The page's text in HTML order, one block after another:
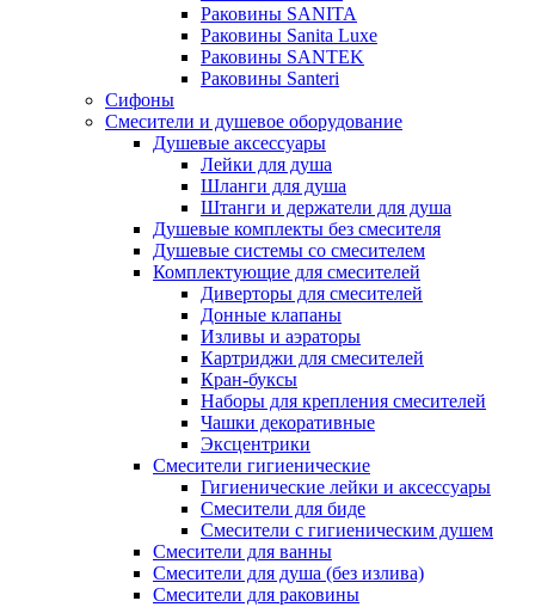
Раковины SANITA
Раковины Sanita Luxe
Раковины SANTEK
Раковины Santeri
Сифоны
Смесители и душевое оборудование
Душевые аксессуары
Лейки для душа
Шланги для душа
Штанги и держатели для душа
Душевые комплекты без смесителя
Душевые системы со смесителем
Комплектующие для смесителей
Диверторы для смесителей
Донные клапаны
Изливы и аэраторы
Картриджи для смесителей
Кран-буксы
Наборы для крепления смесителей
Чашки декоративные
Эксцентрики
Смесители гигиенические
Гигиенические лейки и аксессуары
Смесители для биде
Смесители с гигиеническим душем
Смесители для ванны
Смесители для душа (без излива)
Смесители для раковины